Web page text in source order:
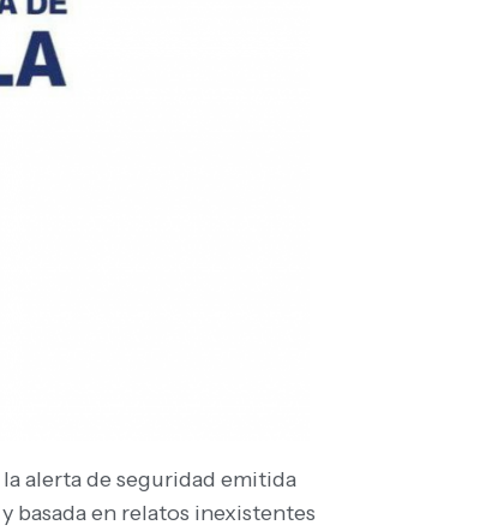
alerta de seguridad emitida
basada en relatos inexistentes